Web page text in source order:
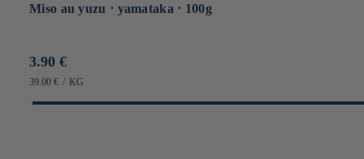
Miso au yuzu ⋅ yamataka ⋅ 100g
Prix
habituel
3.90 €
PRIX
39.00 € / PAR
KG